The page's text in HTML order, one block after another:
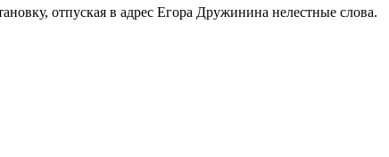
отпуская в адрес Егора Дружинина нелестные слова.